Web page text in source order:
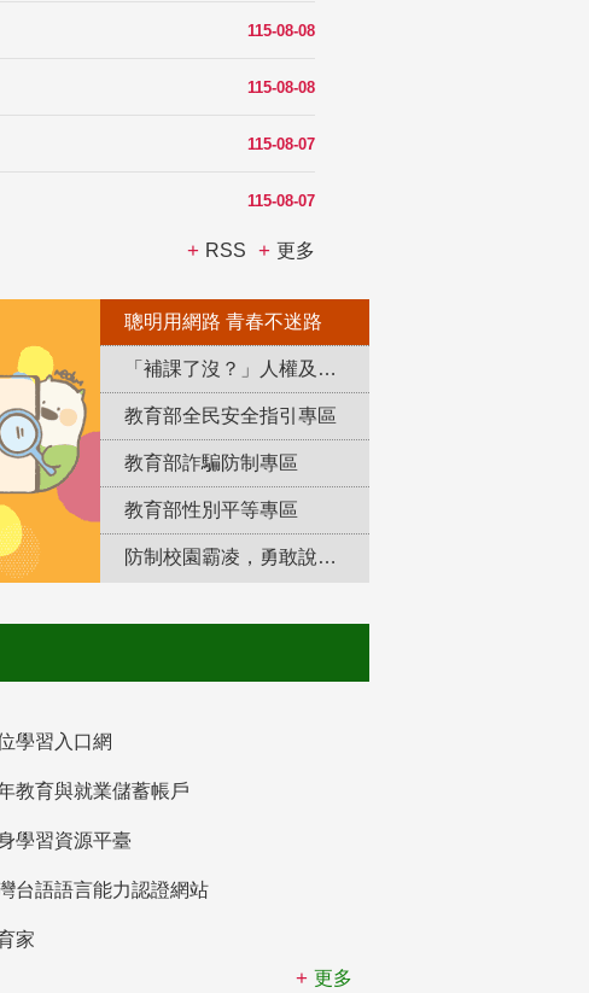
115-08-08
115-08-08
115-08-07
115-08-07
RSS 更多
聰明用網路 青春不迷路
「補課了沒？」人權及轉型正義教育專區
教育部全民安全指引專區
教育部詐騙防制專區
教育部性別平等專區
防制校園霸凌，勇敢說出來！
學習入口網
教育與就業儲蓄帳戶
學習資源平臺
台語語言能力認證網站
家
更多